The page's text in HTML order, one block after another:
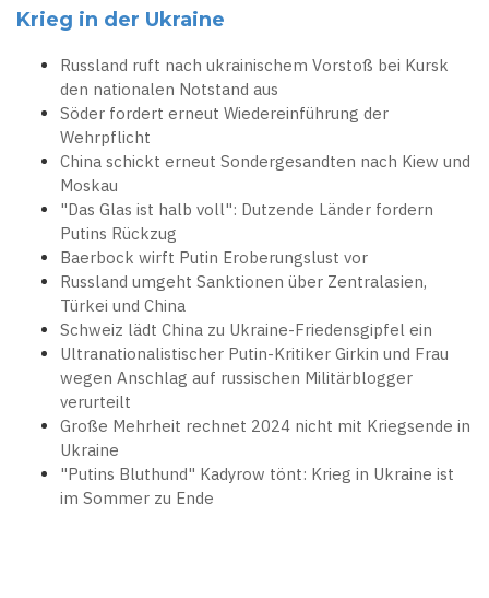
Krieg in der Ukraine
Russland ruft nach ukrainischem Vorstoß bei Kursk
den nationalen Notstand aus
Söder fordert erneut Wiedereinführung der
Wehrpflicht
China schickt erneut Sondergesandten nach Kiew und
Moskau
"Das Glas ist halb voll": Dutzende Länder fordern
Putins Rückzug
Baerbock wirft Putin Eroberungslust vor
Russland umgeht Sanktionen über Zentralasien,
Türkei und China
Schweiz lädt China zu Ukraine-Friedensgipfel ein
Ultranationalistischer Putin-Kritiker Girkin und Frau
wegen Anschlag auf russischen Militärblogger
verurteilt
Große Mehrheit rechnet 2024 nicht mit Kriegsende in
Ukraine
"Putins Bluthund" Kadyrow tönt: Krieg in Ukraine ist
im Sommer zu Ende